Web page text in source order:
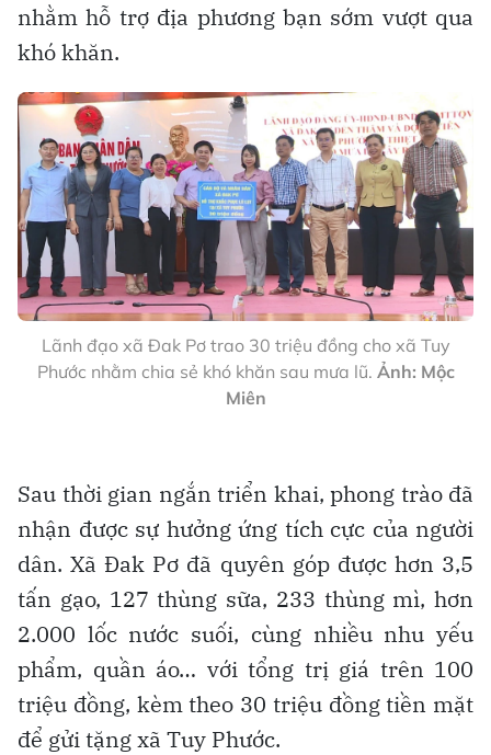
nhằm hỗ trợ địa phương bạn sớm vượt qua
khó khăn.
Lãnh đạo xã Đak Pơ trao 30 triệu đồng cho xã Tuy
Phước nhằm chia sẻ khó khăn sau mưa lũ. Ảnh: Mộc
Miên
Sau thời gian ngắn triển khai, phong trào đã
nhận được sự hưởng ứng tích cực của người
dân. Xã Đak Pơ đã quyên góp được hơn 3,5
tấn gạo, 127 thùng sữa, 233 thùng mì, hơn
2.000 lốc nước suối, cùng nhiều nhu yếu
phẩm, quần áo… với tổng trị giá trên 100
triệu đồng, kèm theo 30 triệu đồng tiền mặt
để gửi tặng xã Tuy Phước.